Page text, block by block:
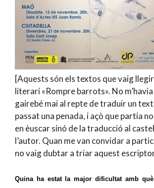
[Aquests són els textos que vaig
literari «Rompre barrots». No
gairebé mai al repte de traduir un
passat una penada, i açò que partia
en èuscar sinó de la traducció al
l’autor. Quan me van convidar a
no vaig dubtar a triar aquest
Quina ha estat la major dificultat amb